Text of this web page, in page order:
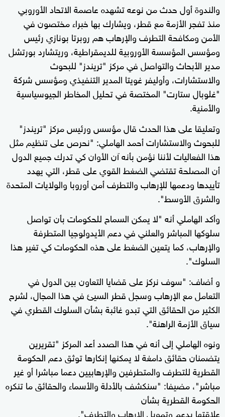
والندوة أول حدث من نوعه تشهده عاصمة الاتحاد الأوروبي
منذ تفجر الأزمة مع قطر، ويشارك بها خبراء مختصون في
الأمن ومكافحة التطرف والإرهاب هم روبرتا بونازي رئيس
ومؤسس المؤسسة الأوروبية للديمقراطية، وريتشارد بورتشل
مدير الأبحاث والتواصل في مركز "تريندز" للبحوث
والاستشارات، وأوليفر غويتا المدير التنفيذي ومؤسس شركة
"غلوبال ستارت" المختصة في تحليل المخاطر الجيوسياسية
والأمنية.
وتعليقا على هذا الحدث قال مؤسس ورئيس مركز "تريندز"
للبحوث والاستشارات أحمد الهاملي: "نحرص على تنظيم مثل
هذا الفعاليات لأننا نؤمن بأنه آن الأوان كي تدرك جميع الدول
أن المصلحة تقتضي الضغط القوي على قطر، التي يهدد
تأييدها ودعمها للإرهاب والتطرف أمن أوروبا والولايات المتحدة
والشرق الأوسط".
وأكد الهاملي أنه "لا يمكن السماح للحكومات بأن تواصل
سلوكها المباشر والعلني في دعم الأيدولوجيا المتطرفة
والإرهاب، كما يتعين الضغط على هذه الحكومات كي تغير هذا
السلوك".
و أضاف: "سوف نركز على قضايا التعاون بين الدول في
التعامل مع الإرهاب وسجل قطر السيئ في هذا المجال، لشرح
الكثير من الحقائق التي تبدو غائبة بشأن السلوك القطري في
سياق الأزمة الراهنة".
ونوه الهاملي إلى أنه في هذا الصدد أعد المركز "تقريرين
يتضمنان حقائق دامغة لا يمكنها إنكارها توثق دعم الحكومة
القطرية للتطرف والمتطرفين والإرهابيين دعما مباشرا أو غير
مباشر"، مضيفا: "سنكشف بالأدلة والأسماء والحقائق ما تنكره
الحكومة القطرية بشأن
علاقتها بدعم وتمويل الإرهاب والتطرف".